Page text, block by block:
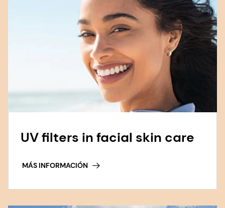
UV filters in facial skin care
MÁS INFORMACIÓN